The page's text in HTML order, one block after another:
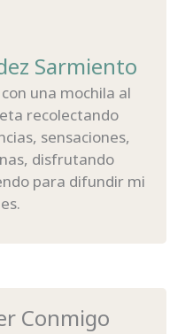
Sarmiento
una mochila al
recolectando
sensaciones,
disfrutando
para difundir mi
Conmigo